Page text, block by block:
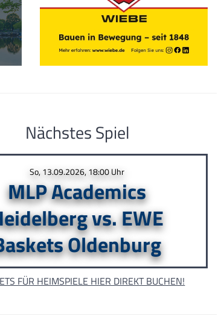
Nächstes Spiel
So, 13.09.2026, 18:00 Uhr
MLP Academics
vs. EWE
Oldenburg
FÜR HEIMSPIELE HIER DIREKT BUCHEN!